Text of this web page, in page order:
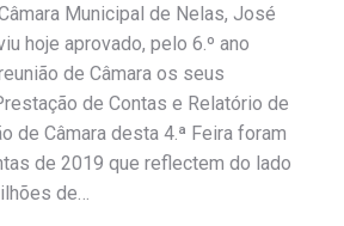
Municipal de Nelas, José
hoje aprovado, pelo 6.º ano
de Câmara os seus
de Contas e Relatório de
de Câmara desta 4.ª Feira foram
de 2019 que reflectem do lado
de…